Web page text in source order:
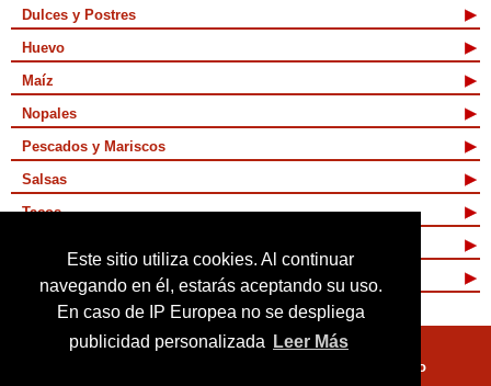
Este sitio utiliza cookies. Al continuar
navegando en él, estarás aceptando su uso.
En caso de IP Europea no se despliega
publicidad personalizada
Leer Más
Dulces y Postres
Huevo
Maíz
Nopales
Pescados y Mariscos
Salsas
Tacos
Vegetarianas
Términos de Uso